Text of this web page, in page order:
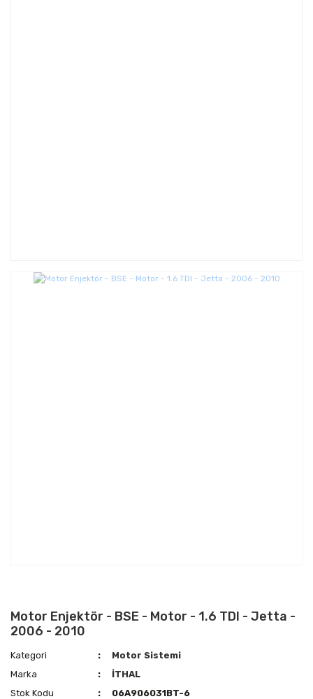
Motor Enjektör - BSE - Motor - 1.6 TDI - Jetta -
2006 - 2010
Kategori
Motor Sistemi
Marka
İTHAL
Stok Kodu
06A906031BT-6